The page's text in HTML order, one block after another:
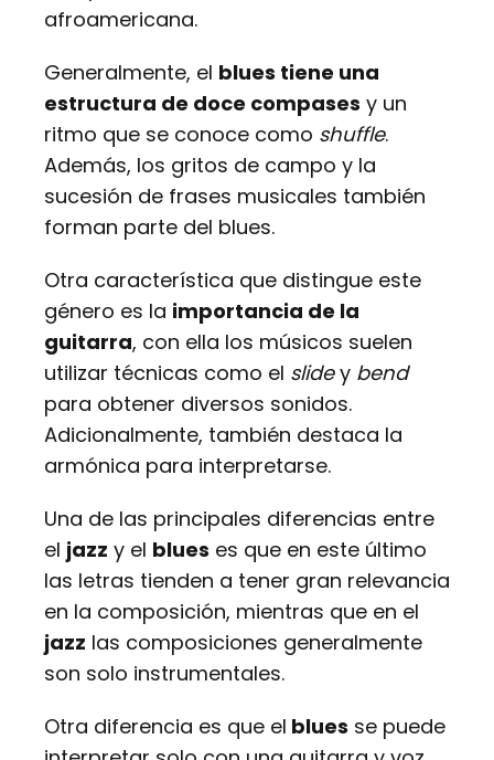
afroamericana.
Generalmente, el blues tiene una
estructura de doce compases y un
ritmo que se conoce como shuffle.
Además, los gritos de campo y la
sucesión de frases musicales también
forman parte del blues.
Otra característica que distingue este
género es la importancia de la
guitarra, con ella los músicos suelen
utilizar técnicas como el slidey bend
para obtener diversos sonidos.
Adicionalmente, también destaca la
armónica para interpretarse.
Una de las principales diferencias entre
el jazz y el blues es que en este último
las letras tienden a tener gran relevancia
en la composición, mientras que en el
jazz las composiciones generalmente
son solo instrumentales.
Otra diferencia es que el blues se puede